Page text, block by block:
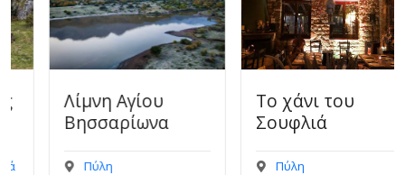
Λίμνη Αγίου
Βησσαρίωνα
Πύλη
Το χάνι του
Σουφλιά
Πύλη